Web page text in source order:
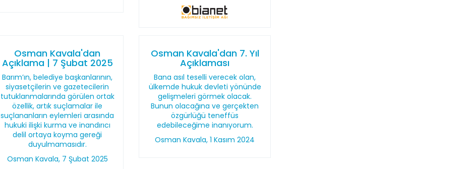
Osman Kavala'dan
Açıklama | 7 Şubat 2025
Barım’ın, belediye başkanlarının,
siyasetçilerin ve gazetecilerin
tutuklanmalarında görülen ortak
özellik, artık suçlamalar ile
suçlananların eylemleri arasında
hukuki ilişki kurma ve inandırıcı
delil ortaya koyma gereği
duyulmamasıdır.
Osman Kavala, 7 Şubat 2025
Osman Kavala'dan 7. Yıl
Açıklaması
Bana asıl teselli verecek olan,
ülkemde hukuk devleti yönünde
gelişmeleri görmek olacak.
Bunun olacağına ve gerçekten
özgürlüğü teneffüs
edebileceğime inanıyorum.
Osman Kavala, 1 Kasım 2024